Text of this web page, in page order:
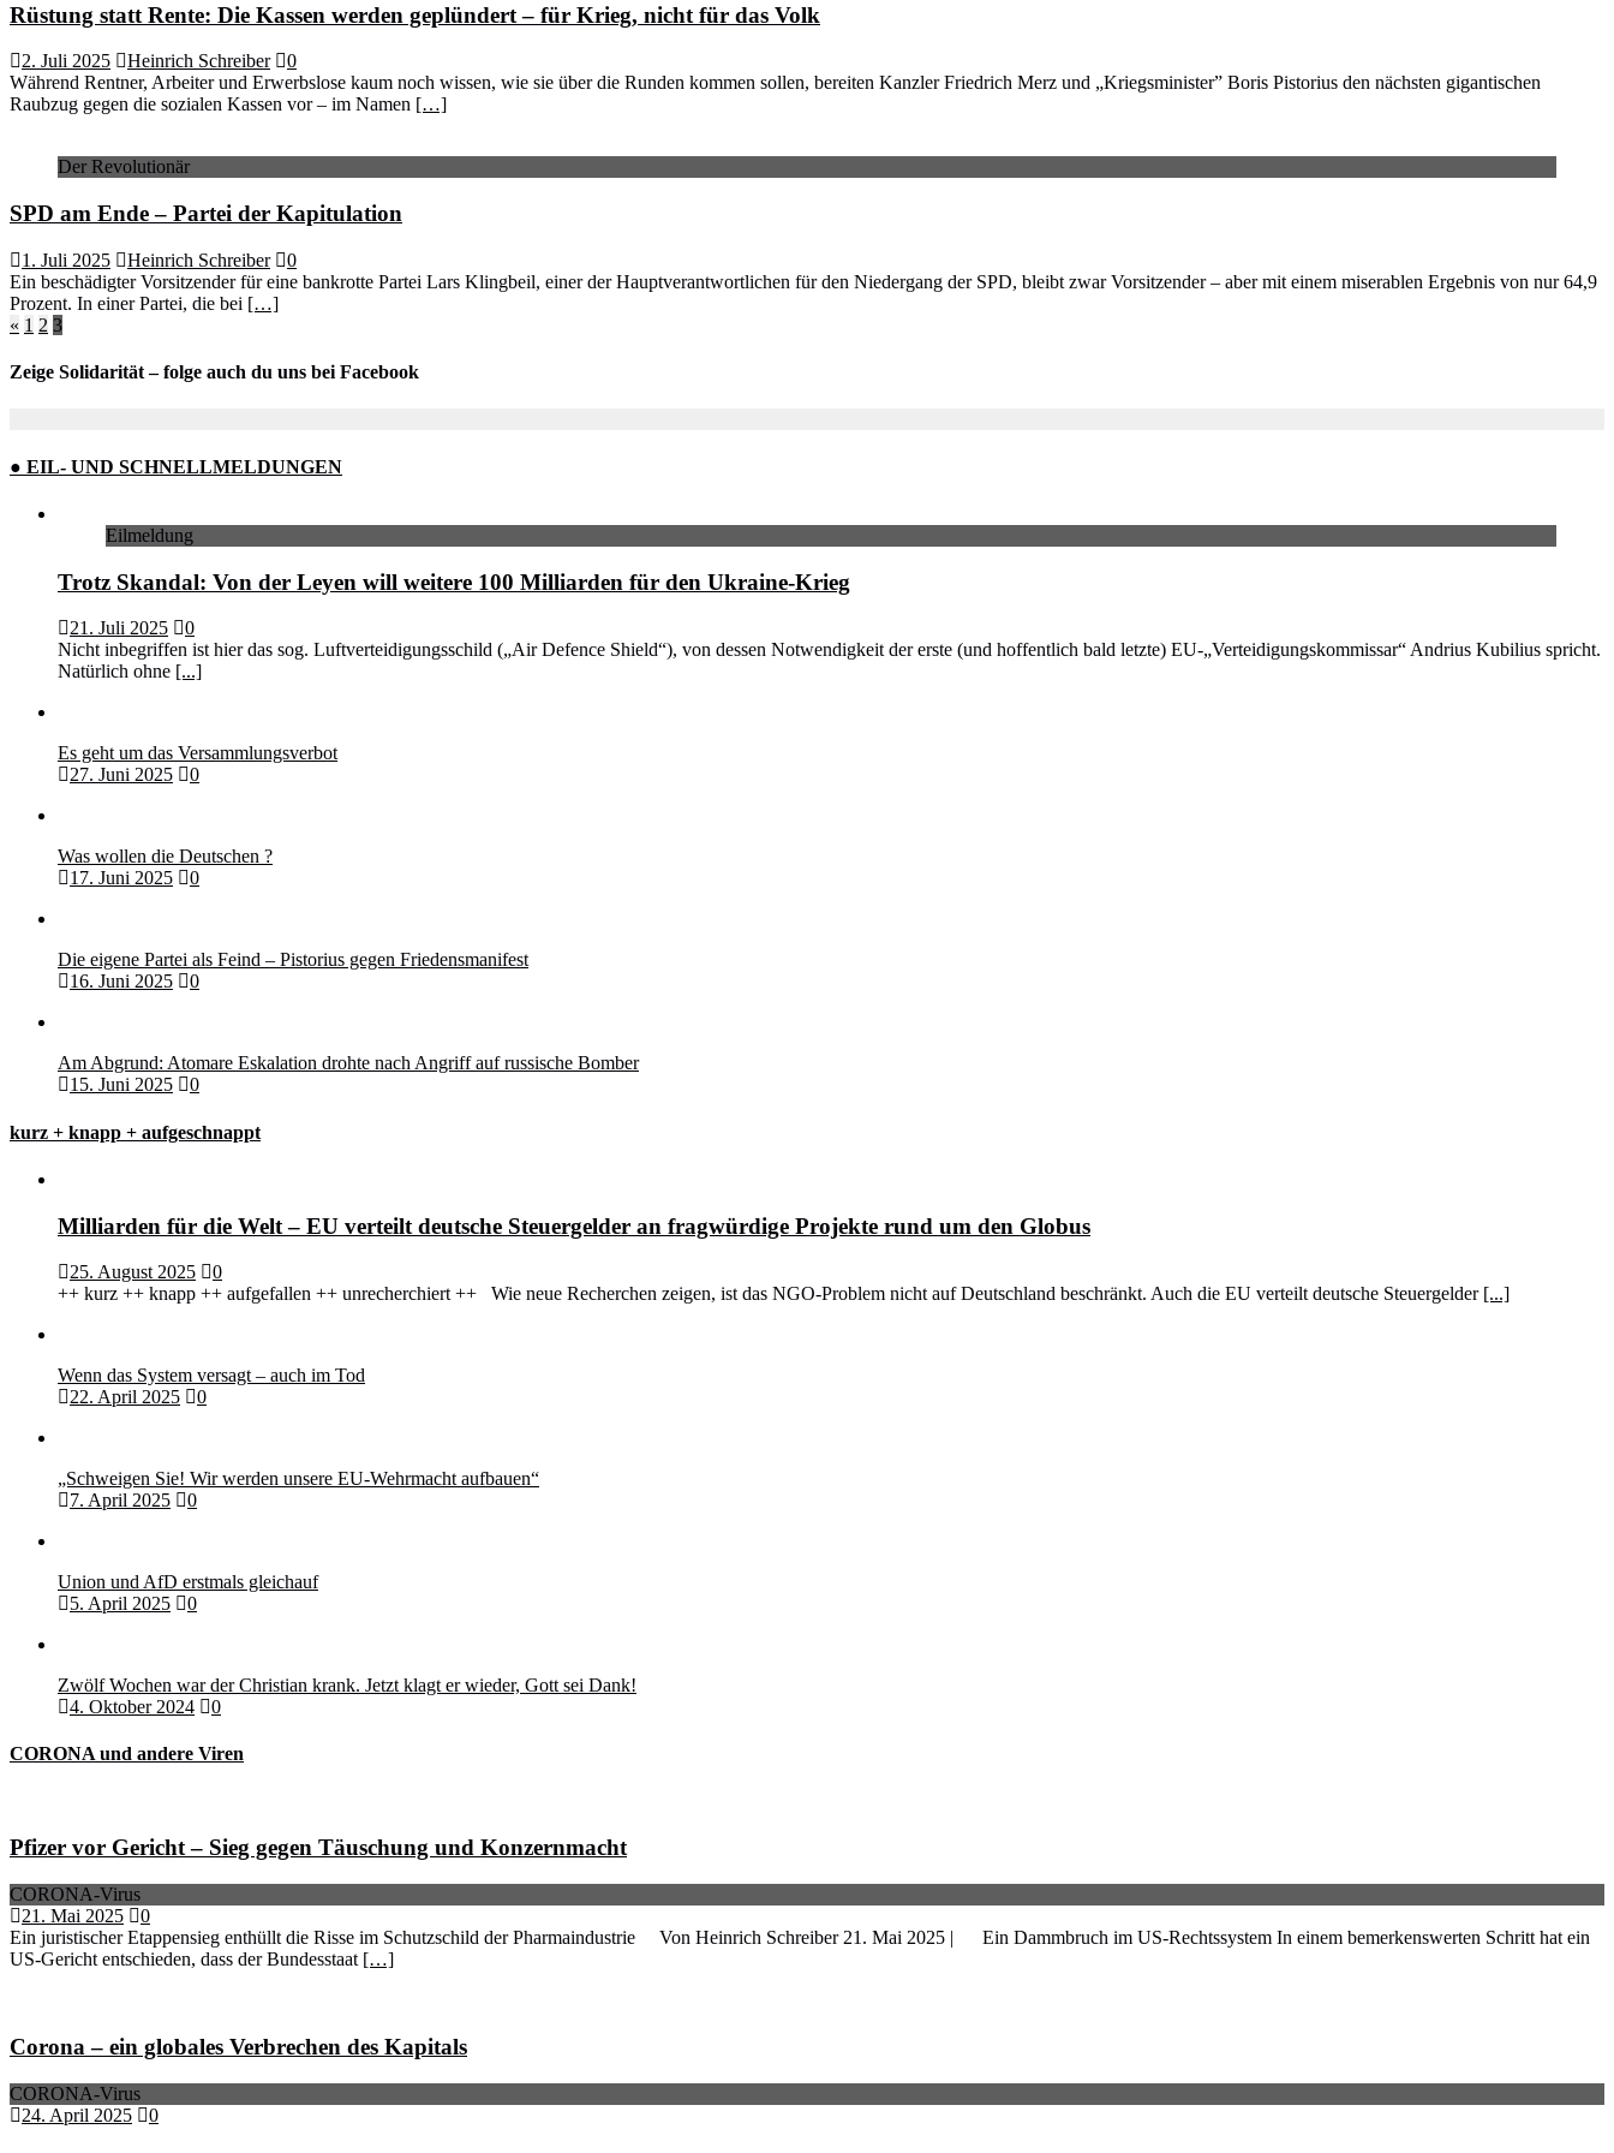
Rüstung statt Rente: Die Kassen werden geplündert – für Krieg, nicht für das Volk
2. Juli 2025 Heinrich Schreiber
0
Während Rentner, Arbeiter und Erwerbslose kaum noch wissen, wie sie über die Runden kommen sollen, bereiten Kanzler Friedrich Merz und „Kriegsminister” Boris Pistorius den nächsten gigantischen
Raubzug gegen die sozialen Kassen vor – im Namen […]
Der Revolutionär
SPD am Ende – Partei der Kapitulation
1. Juli 2025 Heinrich Schreiber
0
Ein beschädigter Vorsitzender für eine bankrotte Partei Lars Klingbeil, einer der Hauptverantwortlichen für den Niedergang der SPD, bleibt zwar Vorsitzender – aber mit einem miserablen Ergebnis von nur 64,9
Prozent. In einer Partei, die bei […]
Seitennummerierung
der
« 1 2 3
Zeige Solidarität – folge auch du uns bei Facebook
● EIL- UND SCHNELLMELDUNGEN
Eilmeldung
Trotz Skandal: Von der Leyen will weitere 100 Milliarden für den Ukraine-Krieg
21. Juli 2025
0
Nicht inbegriffen ist hier das sog. Luftverteidigungsschild („Air Defence Shield“), von dessen Notwendigkeit der erste (und hoffentlich bald letzte) EU-„Verteidigungskommissar“ Andrius Kubilius spricht.
Natürlich ohne [...]
Es geht um das Versammlungsverbot
27. Juni 2025
0
Was wollen die Deutschen ?
17. Juni 2025
0
Die eigene Partei als Feind – Pistorius gegen Friedensmanifest
16. Juni 2025
0
Am Abgrund: Atomare Eskalation drohte nach Angriff auf russische Bomber
15. Juni 2025
0
kurz + knapp + aufgeschnappt
Milliarden für die Welt – EU verteilt deutsche Steuergelder an fragwürdige Projekte rund um den Globus
25. August 2025
0
++ kurz ++ knapp ++ aufgefallen ++ unrecherchiert ++ Wie neue Recherchen zeigen, ist das NGO-Problem nicht auf Deutschland beschränkt. Auch die EU verteilt deutsche Steuergelder [...]
Wenn das System versagt – auch im Tod
22. April 2025
0
„Schweigen Sie! Wir werden unsere EU-Wehrmacht aufbauen“
7. April 2025
0
Union und AfD erstmals gleichauf
5. April 2025
0
Zwölf Wochen war der Christian krank. Jetzt klagt er wieder, Gott sei Dank!
4. Oktober 2024
0
CORONA und andere Viren
Pfizer vor Gericht – Sieg gegen Täuschung und Konzernmacht
CORONA-Virus
21. Mai 2025
0
Ein juristischer Etappensieg enthüllt die Risse im Schutzschild der Pharmaindustrie Von Heinrich Schreiber 21. Mai 2025 | Ein Dammbruch im US-Rechtssystem In einem bemerkenswerten Schritt hat ein
US-Gericht entschieden, dass der Bundesstaat […]
Corona – ein globales Verbrechen des Kapitals
CORONA-Virus
24. April 2025
0